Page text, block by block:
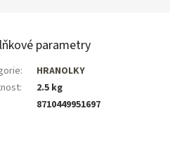
parametry
:
HRANOLKY
:
2.5 kg
8710449951697